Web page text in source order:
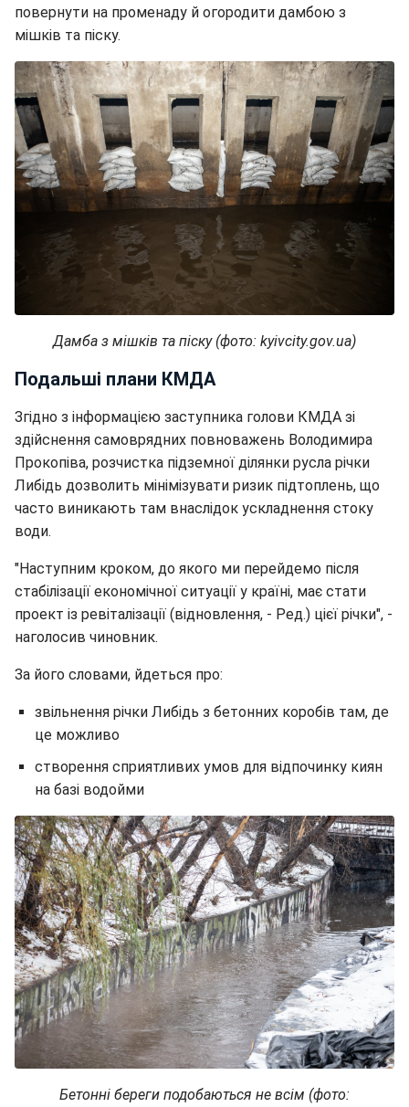
повернути на променаду й огородити дамбою з
мішків та піску.
Дамба з мішків та піску (фото: kyivcity.gov.ua)
Подальші плани КМДА
Згідно з інформацією заступника голови КМДА зі
здійснення самоврядних повноважень Володимира
Прокопіва, розчистка підземної ділянки русла річки
Либідь дозволить мінімізувати ризик підтоплень, що
часто виникають там внаслідок ускладнення стоку
води.
"Наступним кроком, до якого ми перейдемо після
стабілізації економічної ситуації у країні, має стати
проект із ревіталізації (відновлення, - Ред.) цієї річки", -
наголосив чиновник.
За його словами, йдеться про:
звільнення річки Либідь з бетонних коробів там, де
це можливо
створення сприятливих умов для відпочинку киян
на базі водойми
Бетонні береги подобаються не всім (фото: